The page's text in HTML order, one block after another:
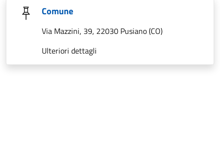
Comune
Via Mazzini, 39, 22030 Pusiano (CO)
Ulteriori dettagli